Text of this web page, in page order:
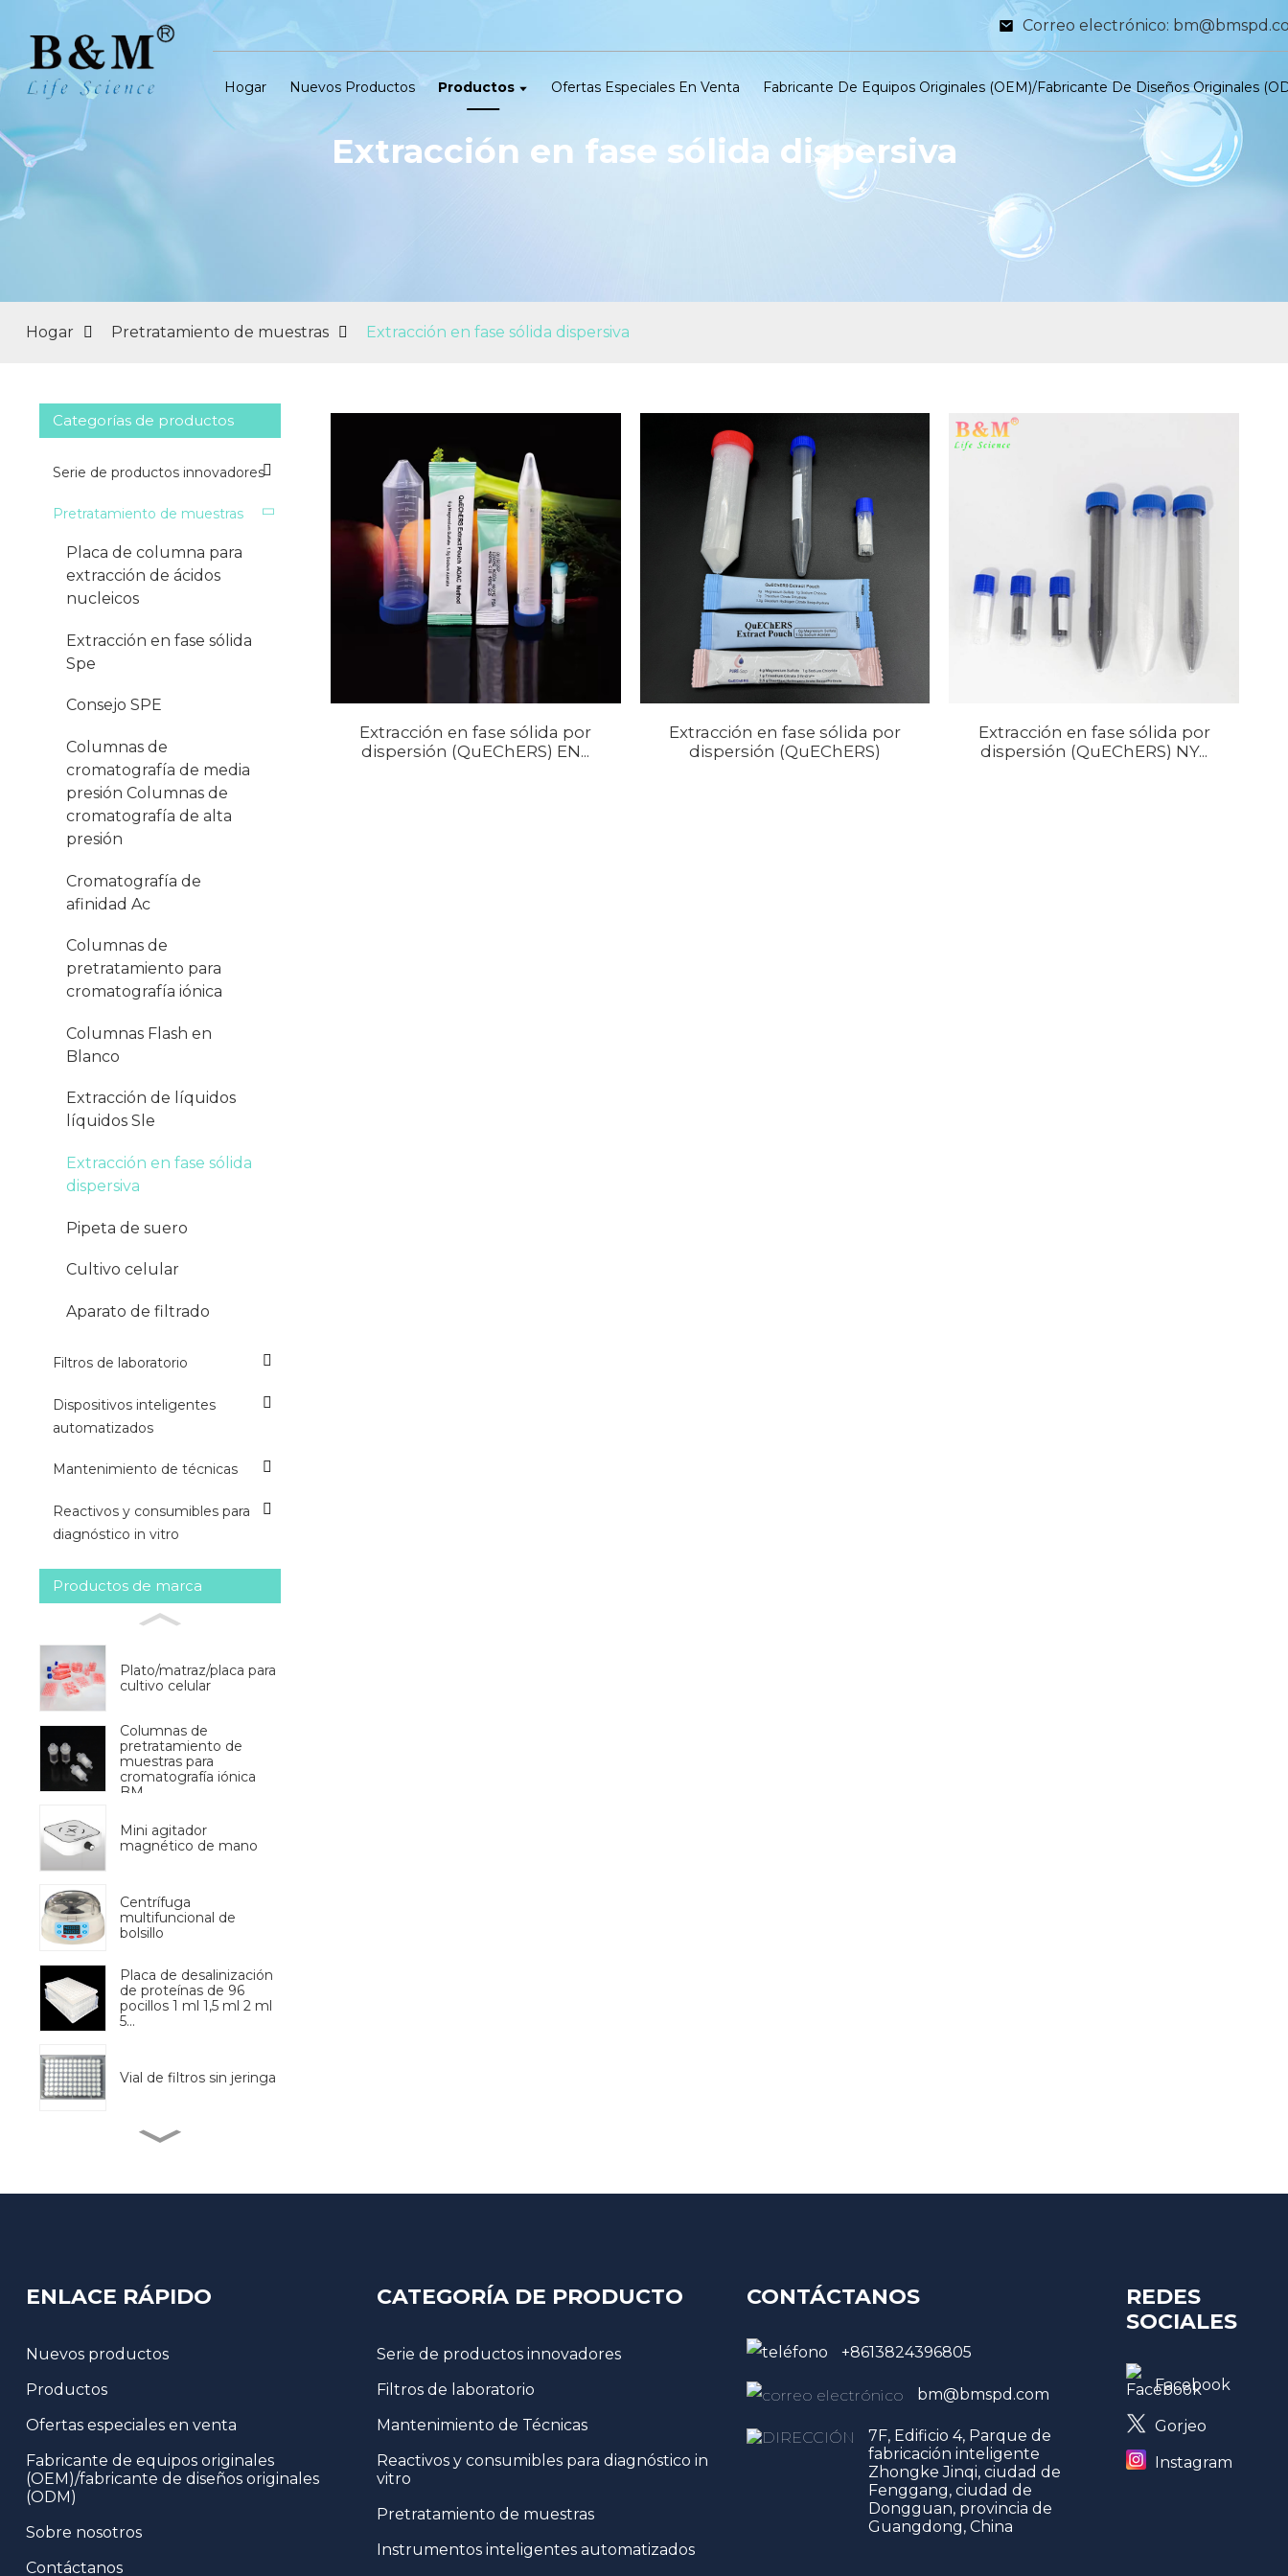
Correo electrónico:
Hogar Nuevos Productos Productos Ofertas Especiales En Venta Fabricante De Equipos Originales (OEM)/fabricante De Diseños Originales
Extracción en fase sólida dispersiva
Hogar Pretratamiento de muestras Extracción en fase sólida dispersiva
Categorías de productos
Serie de productos innovadores
Pretratamiento de muestras
Placa de columna para
extracción de ácidos
nucleicos
Extracción en fase sólida
Spe
Consejo SPE
Columnas de
cromatografía de media
presión Columnas de
cromatografía de alta
presión
Cromatografía de
afinidad Ac
Columnas de
pretratamiento para
cromatografía iónica
Columnas Flash en
Blanco
Extracción de líquidos
líquidos Sle
Extracción en fase sólida
dispersiva
Pipeta de suero
Cultivo celular
Aparato de filtrado
Filtros de laboratorio
Dispositivos inteligentes
automatizados
Mantenimiento de técnicas
Reactivos y consumibles para
diagnóstico in vitro
Productos de marca
Plato/matraz/placa para
cultivo celular
Columnas de
pretratamiento de
muestras para
cromatografía iónica
BM
Mini agitador
magnético de mano
Centrífuga
multifuncional de
bolsillo
Placa de desalinización
de proteínas de 96
pocillos 1 ml 1,5 ml 2 ml
5...
Vial de filtros sin jeringa
Preprocesador de
Kit de prueba de oro
Extracción en fase sólida por
dispersión (QuEChERS) EN...
Extracción en fase sólida por
dispersión (QuEChERS)
Extracción en fase sólida por
dispersión (QuEChERS) NY...
ENLACE RÁPIDO
Nuevos productos
Productos
Ofertas especiales en venta
Fabricante de equipos originales
(OEM)/fabricante de diseños originales
(ODM)
Sobre nosotros
Contáctanos
CATEGORÍA DE PRODUCTO
Serie de productos innovadores
Filtros de laboratorio
Mantenimiento de Técnicas
Reactivos y consumibles para diagnóstico in
vitro
Pretratamiento de muestras
Instrumentos inteligentes automatizados
CONTÁCTANOS
+8613824396805
bm@bmspd.com
7F, Edificio 4, Parque de
fabricación inteligente
Zhongke Jinqi, ciudad de
Fenggang, ciudad de
Dongguan, provincia de
Guangdong, China
REDES
SOCIALES
Facebook
Gorjeo
Instagram